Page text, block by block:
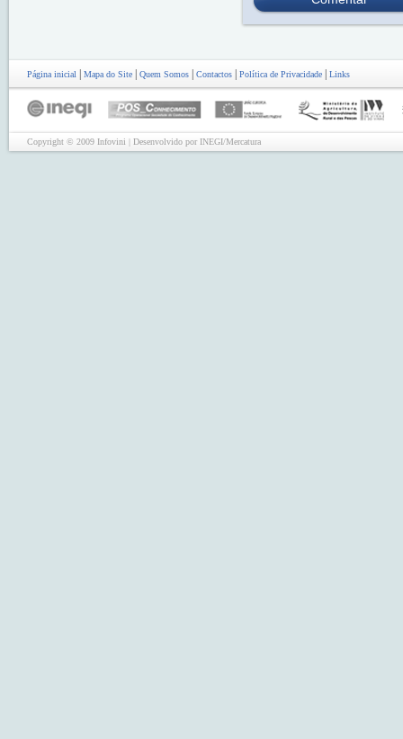
Página inicial | Mapa do Site | Quem Somos | Contactos | Política de Privacidade | Links
Copyright © 2009 Infovini | Desenvolvido por INEGI/Mercatura